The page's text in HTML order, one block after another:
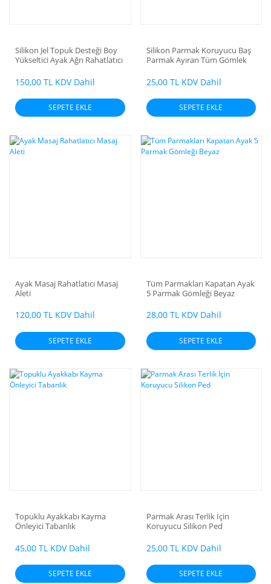
Silikon Jel Topuk Desteği Boy
Yükseltici Ayak Ağrı Rahatlatıcı
150,00 TL KDV Dahil
SEPETE EKLE
Silikon Parmak Koruyucu Baş
Parmak Ayıran Tüm Gömlek
25,00 TL KDV Dahil
SEPETE EKLE
Ayak Masaj Rahatlatıcı Masaj
Aleti
120,00 TL KDV Dahil
SEPETE EKLE
Tüm Parmakları Kapatan Ayak
5 Parmak Gömleği Beyaz
28,00 TL KDV Dahil
SEPETE EKLE
Topuklu Ayakkabı Kayma
Önleyici Tabanlık
45,00 TL KDV Dahil
SEPETE EKLE
Parmak Arası Terlik İçin
Koruyucu Silikon Ped
25,00 TL KDV Dahil
SEPETE EKLE